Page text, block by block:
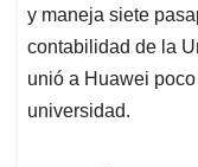
y maneja siete
contabilidad de la
unió a Huawei
universidad.